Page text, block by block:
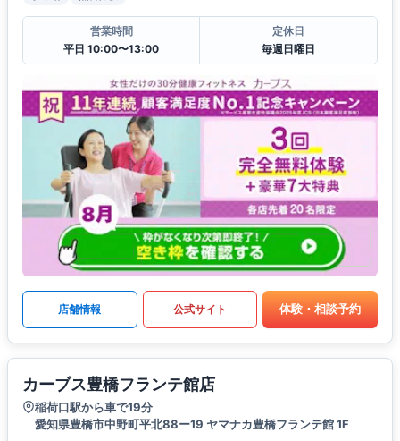
営業時間
平日 10:00〜13:00
定休日
毎週日曜日
店舗情報 公式サイト 体験・相談予約
カーブス豊橋フランテ館店
稲荷口駅から車で19分
愛知県豊橋市中野町平北88ー19 ヤマナカ豊橋フランテ館 1F